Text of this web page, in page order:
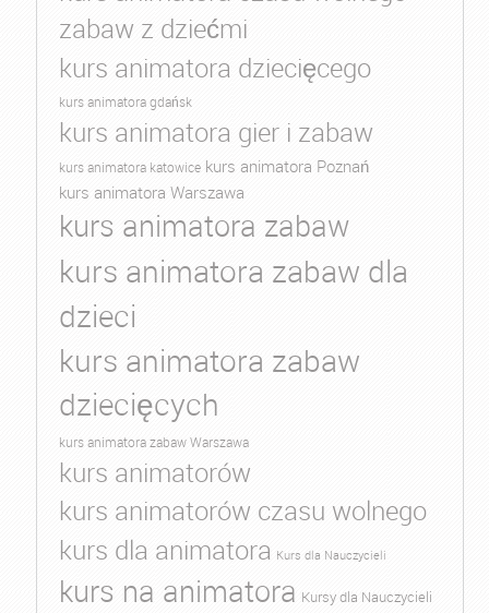
zabaw z dziećmi
kurs animatora dziecięcego
kurs animatora gdańsk
kurs animatora gier i zabaw
kurs animatora katowice kurs animatora Poznań
kurs animatora Warszawa
kurs animatora zabaw
kurs animatora zabaw dla
dzieci
kurs animatora zabaw
dziecięcych
kurs animatora zabaw Warszawa
kurs animatorów
kurs animatorów czasu wolnego
kurs dla animatora Kurs dla Nauczycieli
kurs na animatora Kursy dla Nauczycieli